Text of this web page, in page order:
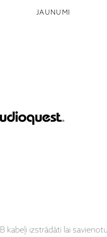
JAUNUMI
kabeļi izstrādāti lai